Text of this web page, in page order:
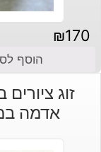
₪170
הוסף
זוג
אדמה במידה: